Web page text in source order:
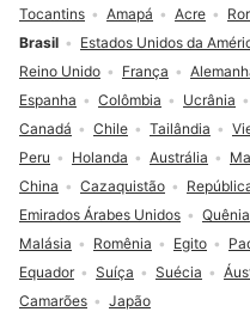
Brasil Estados Unidos da
Reino Unido
França
Espanha
Colômbia Ucrânia
Canadá
Chile Tailândia
Peru
Holanda Austrália
China
Cazaquistão
Emirados Árabes Unidos
Quênia
Malásia
Romênia Egito
Equador
Suíça Suécia
Camarões
Japão
Tocantins
Amapá Acre